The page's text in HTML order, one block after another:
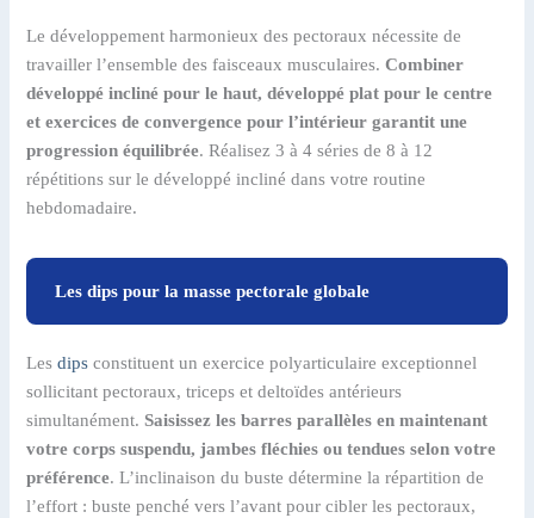
Le développement harmonieux des pectoraux nécessite de
travailler l’ensemble des faisceaux musculaires.Combiner
développé incliné pour le haut, développé plat pour le centre
et exercices de convergence pour l’intérieur garantit une
progression équilibrée. Réalisez 3 à 4 séries de 8 à 12
répétitions sur le développé incliné dans votre routine
hebdomadaire.
Les dips pour la masse pectorale globale
Lesdipsconstituent un exercice polyarticulaire exceptionnel
sollicitant pectoraux, triceps et deltoïdes antérieurs
simultanément.Saisissez les barres parallèles en maintenant
votre corps suspendu, jambes fléchies ou tendues selon votre
préférence. L’inclinaison du buste détermine la répartition de
l’effort : buste penché vers l’avant pour cibler les pectoraux,